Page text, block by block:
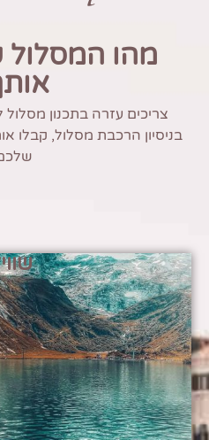
מהו המסלול
צריכים עזרה בתכנון מסלול
בניסיון הרכבת מסלול, קבלו